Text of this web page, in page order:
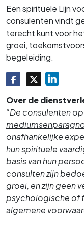
Een spirituele Lijn
consulenten vindt
terecht kunt voor
groei,
begeleiding.
Over de
“De consulenten
onafhankelijke
hun spirituele
basis van hun
consulten zijn
groei, en zijn geen
psychologische of
algemene